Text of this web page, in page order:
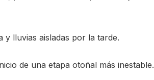
lluvias aisladas por la tarde.
de una etapa otoñal más inestable.